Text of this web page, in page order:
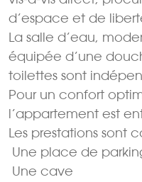
d’espace et de
La salle d’eau,
équipée d’une
toilettes sont
Pour un confort
l’appartement est
Les prestations sont
 Une place de
 Une cave